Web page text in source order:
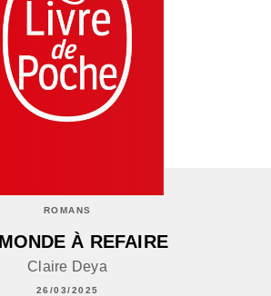
ROMANS
À REFAIRE
Claire Deya
26/03/2025